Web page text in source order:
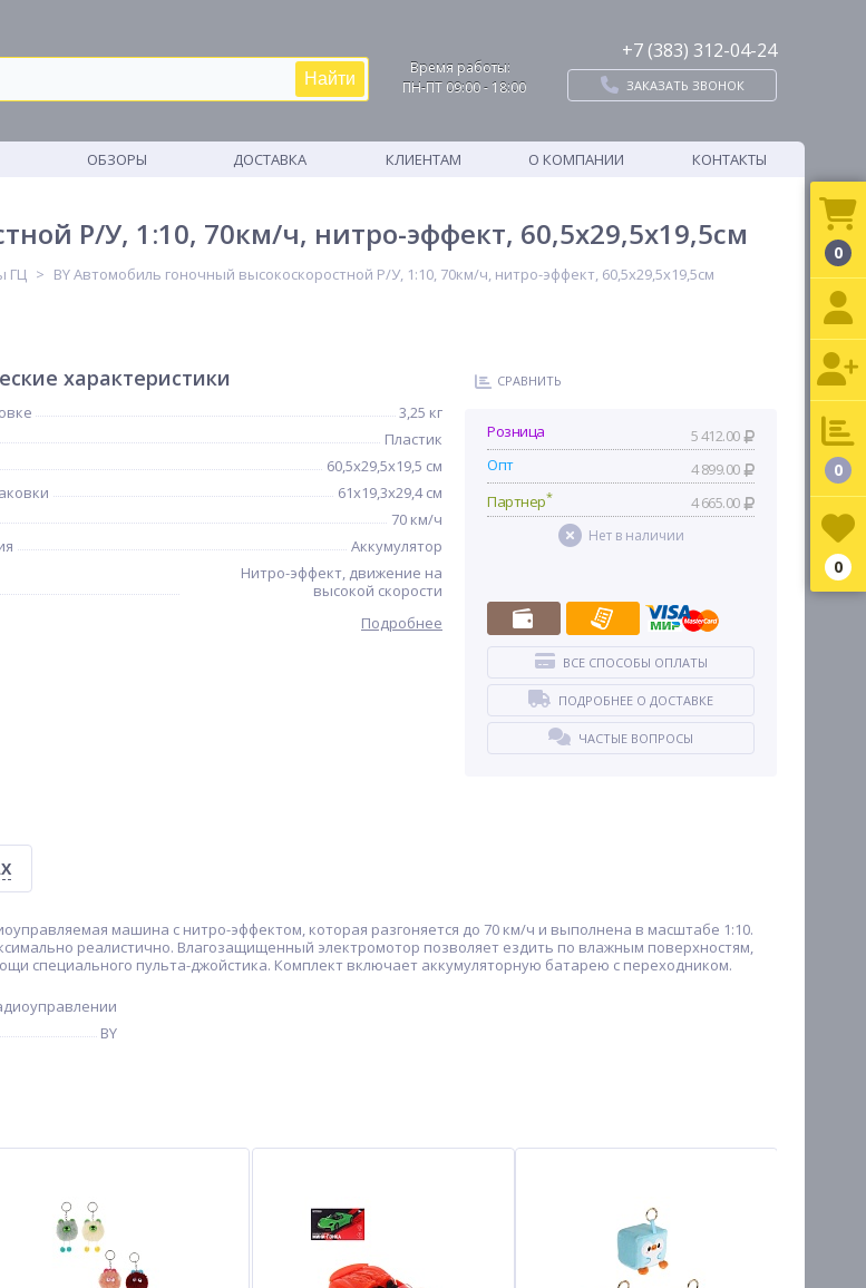
Найти
Время работы:
ПН-ПТ 09:00 - 18:00
+7 (383) 312-04-24
ЗАКАЗАТЬ ЗВОНОК
ОБЗОРЫ ДОСТАВКА КЛИЕНТАМ О КОМПАНИИ КОНТАКТЫ
Р/У, 1:10, 70км/ч, нитро-эффект, 60,5х29,5х19,5см
ГЦ BY Автомобиль гоночный высокоскоростной Р/У, 1:10, 70км/ч, нитро-эффект, 60,5х29,5х19,5см
характеристики
3,25 кг
Пластик
60,5х29,5х19,5 см
61х19,3х29,4 см
70 км/ч
Аккумулятор
Нитро-эффект, движение на
высокой скорости
Подробнее
СРАВНИТЬ
Розница
5 412.00
Опт
4 899.00
Партнер* 4 665.00
Нет в наличии
ВСЕ СПОСОБЫ ОПЛАТЫ
ПОДРОБНЕЕ О ДОСТАВКЕ
ЧАСТЫЕ ВОПРОСЫ
машина с нитро-эффектом, которая разгоняется до 70 км/ч и выполнена в масштабе 1:10.
реалистично. Влагозащищенный электромотор позволяет ездить по влажным поверхностям,
специального пульта-джойстика. Комплект включает аккумуляторную батарею с переходником.
BY
0
0
0